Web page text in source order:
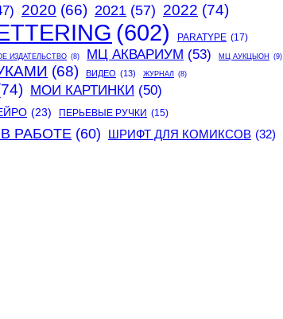
2020 (66) 2021 (57) 2022 (74)
(602) PARATYPE (17)
ИЗДАТЕЛЬСТВО (8) МЦ АКВАРИУМ (53) МЦ АУКЦЫОН (9)
(68) ВИДЕО (13) ЖУРНАЛ (8)
МОИ КАРТИНКИ (50)
(23) ПЕРЬЕВЫЕ РУЧКИ (15)
РАБОТЕ (60) ШРИФТ ДЛЯ КОМИКСОВ (32)